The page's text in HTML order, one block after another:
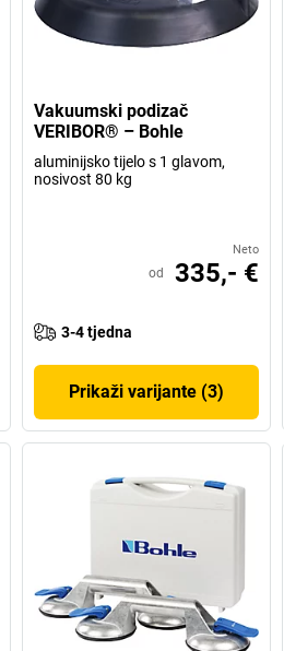
Vakuumski podizač
VERIBOR® – Bohle
aluminijsko tijelo s 1 glavom,
nosivost 80 kg
Neto
od 335,- €
3-4 tjedna
Prikaži varijante (3)